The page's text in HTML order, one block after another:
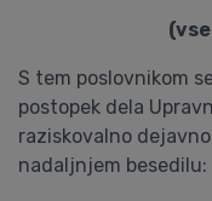
S tem poslovnikom
postopek dela
raziskovalno
nadaljnjem besedilu: